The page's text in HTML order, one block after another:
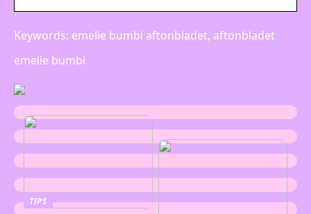
Keywords: emelie bumbi aftonbladet, aftonbladet
emelie bumbi
TIPS